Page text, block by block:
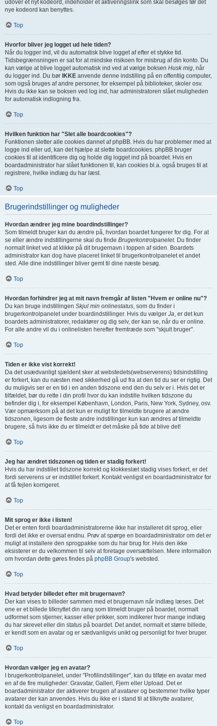
udover et nyt kodeord, indeholder et aktiveringslink som skal besøges før det
nye kodeord kan benyttes.
Top
Hvorfor bliver jeg logget ud hele tiden?
Når du logger ind, vil du automatisk blive logget af efter et stykke tid.
Tidsbegrænsningen er sat for at mindske risikoen for misbrug af din konto. Du
kan vælge at blive logget automatisk ind ved at vælge boksen Husk mig, når
du logger ind. Du bør IKKE anvende denne indstilling på en offentlig computer,
som også bruges af andre personer, for eksempel på biblioteker, skoler osv.
Hvis du ikke kan se boksen ved log ind, har administratoren slået muligheden
for automatisk indlogning fra.
Top
Hvilken funktion har "Slet alle boardcookies"?
Funktionen sletter alle cookies dannet af phpBB. Hvis du har problemer med at
logge ind eller ud, kan det hjælpe at slette boardcookies. phpBB bruger
cookies til at identificere dig og holde dig logget ind på boardet. Hvis en
boardadministrator har slået funktionen til, kan cookies bl.a. også bruges til at
registrere, hvilke indlæg du har læst.
Top
Brugerindstillinger og muligheder
Hvordan ændrer jeg mine boardindstillinger?
Som tilmeldt bruger kan du ændre på, hvordan boardet fungerer for dig. For at
se eller ændre indstillingerne skal du finde Brugerkontrolpanelet. Du finder
normalt linket ved at klikke på dit brugernavn i toppen af siden. Boardets
administrator kan dog have placeret linket til brugerkontrolpanelet et andet
sted. Alle dine indstillinger bliver gemt til dine næste besøg.
Top
Hvordan forhindrer jeg at mit navn fremgår af listen "Hvem er online nu"?
Du kan bruge indstillingen Skjul min onlinestatus, som du finder i
brugerkontrolpanelet under boardindstillinger. Hvis du vælger Ja, er det kun
boardets administratorer, redaktører og dig selv, der kan se, når du er online.
For alle andre vil du i onlinelisten herefter fremtræde som "skjult bruger".
Top
Tiden er ikke vist korrekt!
Da det usædvanligt sjældent sker at webstedets(webserverens) tidsindstilling
er forkert, kan du næsten med sikkerhed gå ud fra at den tid du ser er rigtig. Det
du muligvis ser er en tid i en anden tidszone end den du selv er i. Hvis det er
tilfældet, bør du rette i din profil hvor du kan indstille hvilken tidszone du
befinder dig i, for eksempel København, London, Paris, New York, Sydney, osv.
Vær opmærksom på at det kun er muligt for tilmeldte brugere at ændre
tidszonen, ligesom de fleste andre indstillinger kun kan ændres af tilmeldte
brugere, så hvis ikke du er tilmeldt er det måske på tide at blive det!
Top
Jeg har ændret tidszonen og tiden er stadig forkert!
Hvis du har indstillet tidszone korrekt og klokkeslæt stadig vises forkert, er det
fordi serverens ur er indstillet forkert. Kontakt venligst en boardadministrator for
at få fejlen korrigeret.
Top
Mit sprog er ikke i listen!
Det er enten fordi boardadministratorerne ikke har installeret dit sprog, eller
fordi det ikke er oversat endnu. Prøv at spørge en boardadministrator om det er
muligt at installere den sprogpakke som du har brug for. Hvis den ikke
eksisterer er du velkommen til selv at foretage oversættelsen. Mere information
om hvordan dette gøres findes på phpBB Group's websted.
Top
Hvad betyder billedet efter mit brugernavn?
Der kan vises to billeder sammen med et brugernavn når indlæg læses. Det
ene er et billede tilknyttet din rang som tilmeldt bruger på boardet, normalt
udformet som stjerner, kasser eller prikker, som indikerer hvor mange indlæg
du har skrevet eller din status på boardet. Det andet, normalt et større billede,
er kendt som en avatar og er sædvanligvis unikt og personligt for hver bruger.
Top
Hvordan vælger jeg en avatar?
I brugerkontrolpanelet, under "Profilindstillinger", kan du tilføje en avatar med
en af de fire muligheder: Gravatar, Galleri, Fjern eller Upload. Det er
boardadministrator der aktiverer brugen af avatarer og bestemmer hvilke typer
avatarer der kan anvendes. Hvis du ikke er i stand til at tilknytte avatarer,
kontakt da venligst en boardadministrator.
Top